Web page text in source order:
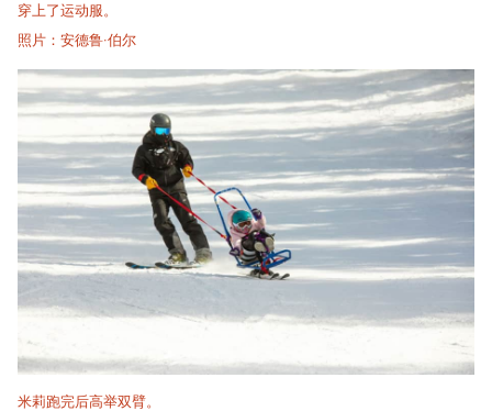
穿上了运动服。
照片：安德鲁·伯尔
米莉跑完后高举双臂。